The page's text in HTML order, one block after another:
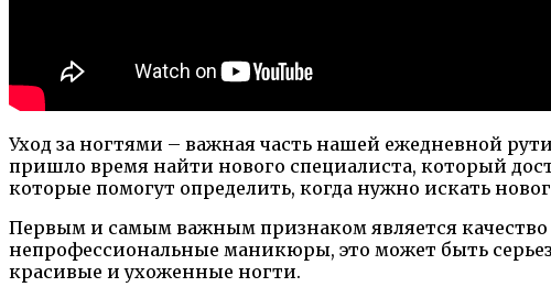
Уход за ногтями – важная часть нашей ежедневной
пришло время найти нового специалиста, который
которые помогут определить, когда нужно искать
Первым и самым важным признаком является
непрофессиональные маникюры, это может быть
красивые и ухоженные ногти.